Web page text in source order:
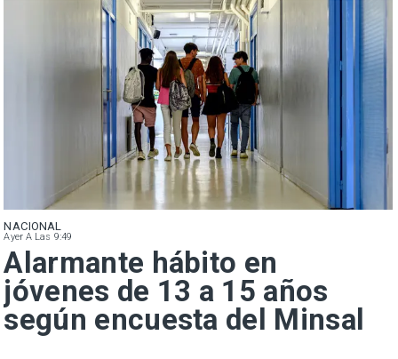
NACIONAL
Ayer A Las 9:49
Alarmante hábito en
jóvenes de 13 a 15 años
según encuesta del Minsal